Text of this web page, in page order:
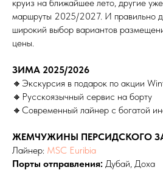
круиз на ближайшее лето, другие
маршруты 2025/2027. И правильно
широкий выбор вариантов
цены.
ЗИМА 2025/2026
🔸Экскурсия в подарок по акции
🔸Русскоязычный сервис на борту
🔸Современный лайнер с богатой
ЖЕМЧУЖИНЫ ПЕРСИДСКОГО
Лайнер: MSC Euribia
Порты отправления: Дубай, Доха